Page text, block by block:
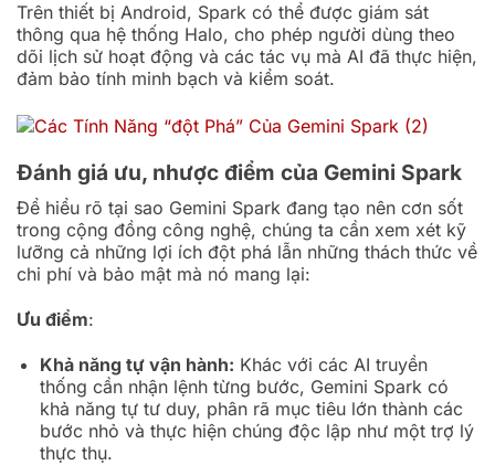
Trên thiết bị Android, Spark có thể được giám sát
thông qua hệ thống Halo, cho phép người dùng theo
dõi lịch sử hoạt động và các tác vụ mà AI đã thực hiện,
đảm bảo tính minh bạch và kiểm soát.
Đánh giá ưu, nhược điểm của Gemini Spark
Để hiểu rõ tại sao Gemini Spark đang tạo nên cơn sốt
trong cộng đồng công nghệ, chúng ta cần xem xét kỹ
lưỡng cả những lợi ích đột phá lẫn những thách thức về
chi phí và bảo mật mà nó mang lại:
Ưu điểm:
Khả năng tự vận hành: Khác với các AI truyền
thống cần nhận lệnh từng bước, Gemini Spark có
khả năng tự tư duy, phân rã mục tiêu lớn thành các
bước nhỏ và thực hiện chúng độc lập như một trợ lý
thực thụ.